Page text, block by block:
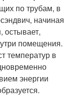
по трубам, в
начиная
остывает,
помещения.
температур в
энергии